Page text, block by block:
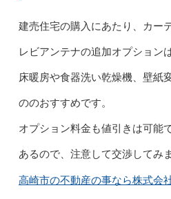
建売住宅の購入にあたり、カー
レビアンテナの追加オプション
床暖房や食器洗い乾燥機、壁紙
ののおすすめです。
オプション料金も値引きは可能
あるので、注意して交渉してみ
高崎市の不動産の事なら株式会